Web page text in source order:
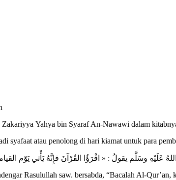
Yahya bin Syaraf An-Nawawi dalam
syafaat atau penolong di hari kiamat untuk para
وسَلَّم يقولُ : « اقْرَؤُا القُرْآنَ فإِنَّهُ يَأْتي يَوْم
Rasulullah saw. bersabda, “Bacalah Al-